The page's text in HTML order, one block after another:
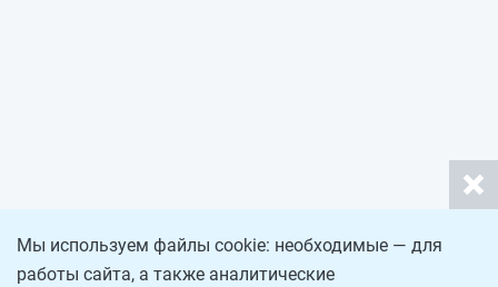
Мы используем файлы cookie: необходимые — для
работы сайта, а также аналитические